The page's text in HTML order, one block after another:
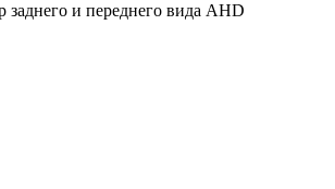
и переднего вида AHD